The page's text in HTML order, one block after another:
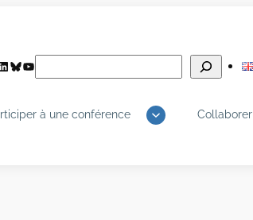
Bluesky
YouTube
à une conférence Collaborer